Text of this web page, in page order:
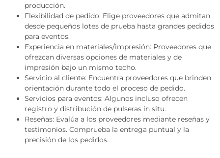
producción.
Flexibilidad de pedido: Elige proveedores que admitan
desde pequeños lotes de prueba hasta grandes pedidos
para eventos.
Experiencia en materiales/impresión: Proveedores que
ofrezcan diversas opciones de materiales y de
impresión bajo un mismo techo.
Servicio al cliente: Encuentra proveedores que brinden
orientación durante todo el proceso de pedido.
Servicios para eventos: Algunos incluso ofrecen
registro y distribución de pulseras in situ.
Reseñas: Evalúa a los proveedores mediante reseñas y
testimonios. Comprueba la entrega puntual y la
precisión de los pedidos.